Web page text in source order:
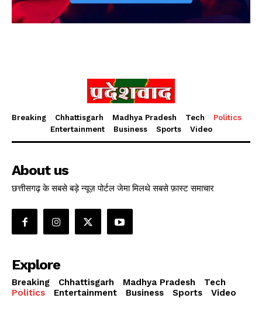
Breaking Chhattisgarh Madhya Pradesh Tech
Politics
Entertainment
Business Sports Video
About us
छत्तीसगढ़ के सबसे बड़े न्यूज़ पोर्टल जेमा मिलथे सबसे फ़ास्ट समाचार
Explore
Breaking Chhattisgarh Madhya Pradesh
Tech
Politics
Entertainment Business Sports Video